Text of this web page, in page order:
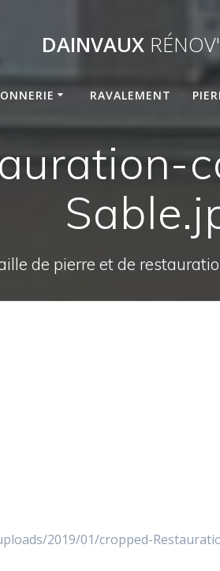
DAINVAUX
RAVALEMENT
de pierre et de
2019/01/cropped-